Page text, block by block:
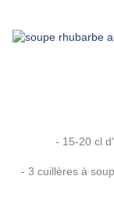
- 15-20 cl
- 3 cuillères à